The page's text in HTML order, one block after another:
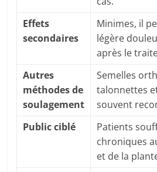
Effets
secondaires
Minimes, il
légère
après le
Autres
méthodes de
soulagement
Semelles
talonnettes
souvent
Public ciblé
Patients
chroniques
et de la